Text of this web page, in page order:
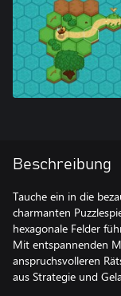
Beschreibung
Tauche ein in die
charmanten
hexagonale Felder
Mit entspannenden
anspruchsvolleren
aus Strategie und